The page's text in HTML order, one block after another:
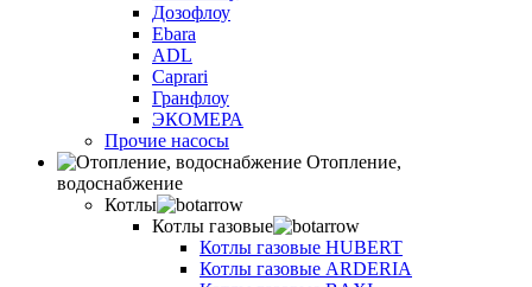
Дозофлоу
Ebara
ADL
Caprari
Гранфлоу
ЭКОМЕРА
Прочие насосы
Отопление,
водоснабжение
Котлы
Котлы газовые
Котлы газовые HUBERT
Котлы газовые ARDERIA